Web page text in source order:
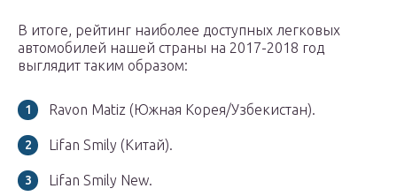
В итоге, рейтинг наиболее доступных легковых
автомобилей нашей страны на 2017-2018 год
выглядит таким образом:
Ravon Matiz (Южная Корея/Узбекистан).
Lifan Smily (Китай).
Lifan Smily New.